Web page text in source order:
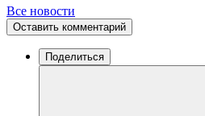
Все новости
Оставить комментарий
Поделиться